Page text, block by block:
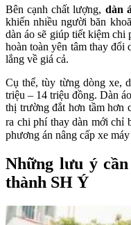
Bên cạnh chất lượng, dàn
khiến nhiều người băn
dàn áo sẽ giúp tiết kiệm
hoàn toàn yên tâm thay đổi
lắng về giá cả.
Cụ thể, tùy từng dòng xe,
triệu – 14 triệu đồng. Dàn
thị trường đắt hơn tầm
ra chi phí thay dàn mới chỉ
phương án nâng cấp xe
Những lưu ý
thành SH Ý